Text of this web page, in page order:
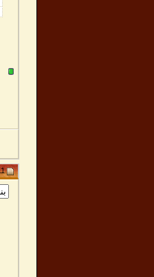
06-08-2011, 09:47 PM